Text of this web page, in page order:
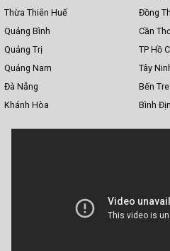
Thừa Thiên Huế
Quảng Bình
Quảng Trị
Quảng Nam
Đà Nẵng
Khánh Hòa
Đồng
Cần
TP Hồ
Tây
Bến Tre
Bình